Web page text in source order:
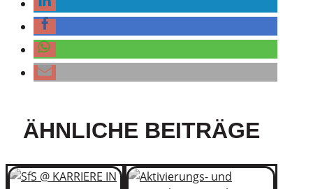
ÄHNLICHE BEITRÄGE